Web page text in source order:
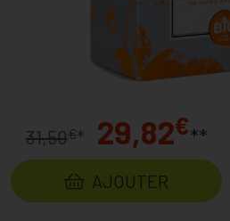
31,50€* 29,82€**
AJOUTER